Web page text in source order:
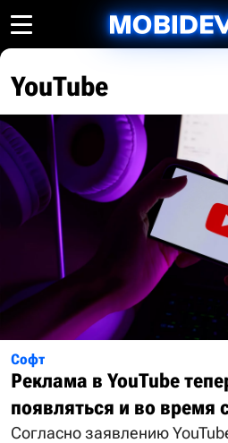
YouTube
Софт
Реклама в YouTube
появляться и во время
Согласно заявлению